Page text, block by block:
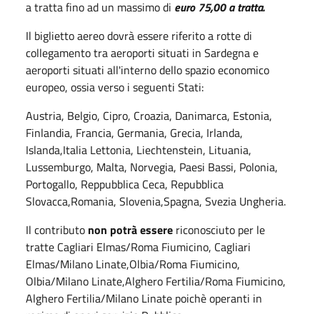
a tratta fino ad un massimo di euro 75,00 a tratta.
Il biglietto aereo dovrà essere riferito a rotte di
collegamento tra aeroporti situati in Sardegna e
aeroporti situati all'interno dello spazio economico
europeo, ossia verso i seguenti Stati:
Austria, Belgio, Cipro, Croazia, Danimarca, Estonia,
Finlandia, Francia, Germania, Grecia, Irlanda,
Islanda,Italia Lettonia, Liechtenstein, Lituania,
Lussemburgo, Malta, Norvegia, Paesi Bassi, Polonia,
Portogallo, Reppubblica Ceca, Repubblica
Slovacca,Romania, Slovenia,Spagna, Svezia Ungheria.
Il contributo non potrà essere riconosciuto per le
tratte Cagliari Elmas/Roma Fiumicino, Cagliari
Elmas/Milano Linate,Olbia/Roma Fiumicino,
Olbia/Milano Linate,Alghero Fertilia/Roma Fiumicino,
Alghero Fertilia/Milano Linate poichè operanti in